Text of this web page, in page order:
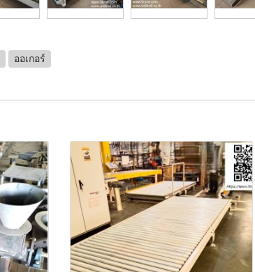
ออเกอร์